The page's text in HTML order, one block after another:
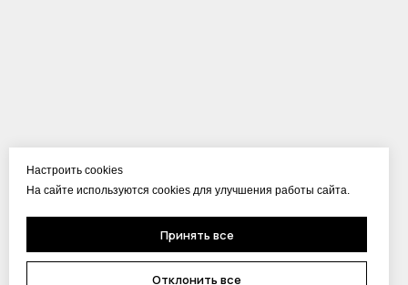
Настроить cookies
На сайте используются cookies для улучшения работы сайта.
Принять все
Отклонить все